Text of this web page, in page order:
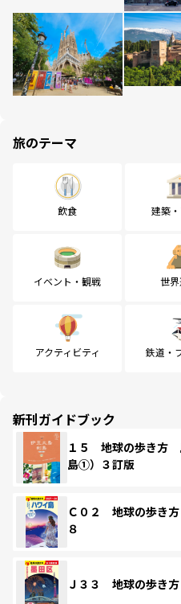
旅のテーマ
飲食 建築
イベント・観戦 世
アクティビティ 鉄道・
新刊ガイドブック
１５ 地球の歩き方
島①）３訂版
Ｃ０２ 地球の歩き
８
Ｊ３３ 地球の歩き